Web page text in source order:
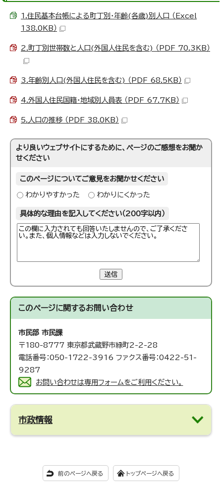
1.住民基本台帳による町丁別・年齢(各歳)別人口 （Excel
138.0KB）
2.町丁別世帯数と人口(外国人住民を含む) （PDF 70.3KB）
3.年齢別人口(外国人住民を含む) （PDF 68.5KB）
4.外国人住民国籍・地域別人員表 （PDF 67.7KB）
5.人口の推移 （PDF 38.0KB）
より良いウェブサイトにするために、ページのご感想をお聞か
せください
このページについてご意見をお聞かせください
わかりやすかった わかりにくかった
具体的な理由を記入してください（200字以内）
送信
このページに関するお問い合わせ
市民部 市民課
〒180-8777 東京都武蔵野市緑町2-2-28
電話番号：050-1722-3916 ファクス番号：0422-51-
9287
お問い合わせは専用フォームをご利用ください。
市政情報
前のページへ戻る トップページへ戻る